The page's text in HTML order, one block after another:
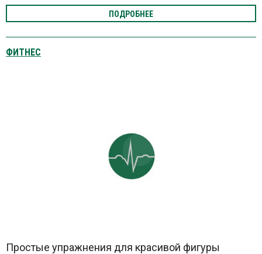
ПОДРОБНЕЕ
ФИТНЕС
Простые упражнения для красивой фигуры